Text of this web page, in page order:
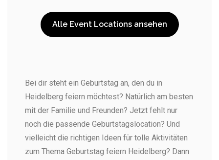
Alle Event Locations ansehen
Bei dir steht ein Geburtstag an, den du in
Heidelberg feiern möchtest? Natürlich am besten
mit der Familie und Freunden? Jetzt fehlt nur
noch die passende Geburtstagslocation? Und
vielleicht die richtigen Ideen für tolle Aktivitäten
zum Thema Geburtstag feiern Heidelberg? Dann